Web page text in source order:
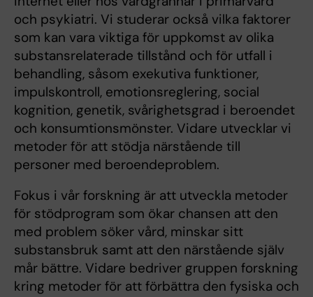
och psykiatri. Vi studerar också vilka faktorer
som kan vara viktiga för uppkomst av olika
substansrelaterade tillstånd och för utfall i
behandling, såsom exekutiva funktioner,
impulskontroll, emotionsreglering, social
kognition, genetik, svårighetsgrad i beroendet
och konsumtionsmönster. Vidare utvecklar vi
metoder för att stödja närstående till
personer med beroendeproblem.
Fokus i vår forskning är att utveckla metoder
för stödprogram som ökar chansen att den
med problem söker vård, minskar sitt
substansbruk samt att den närstående själv
mår bättre. Vidare bedriver gruppen forskning
kring metoder för att förbättra den fysiska och